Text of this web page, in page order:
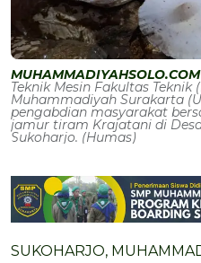
Teknik Mesin Fakultas Teknik
Muhammadiyah Surakarta
pengabdian masyarakat
jamur tiram Krajatani di
Sukoharjo. (Humas)
SUKOHARJO,